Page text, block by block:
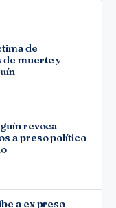
de
de muerte y
revoca
a preso político
a ex preso